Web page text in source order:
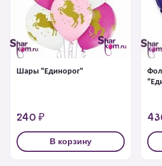
Шары "Единорог"
240 ₽
В корзину